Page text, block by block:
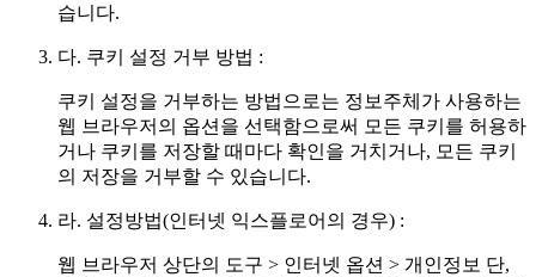
습니다.
다. 쿠키 설정 거부 방법 :
쿠키 설정을 거부하는 방법으로는 정보주체가 사용하는
웹 브라우저의 옵션을 선택함으로써 모든 쿠키를 허용하
거나 쿠키를 저장할 때마다 확인을 거치거나, 모든 쿠키
의 저장을 거부할 수 있습니다.
라. 설정방법(인터넷 익스플로어의 경우) :
웹 브라우저 상단의 도구 > 인터넷 옵션 > 개인정보 단,